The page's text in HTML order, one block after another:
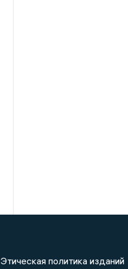
Этическая политика изданий